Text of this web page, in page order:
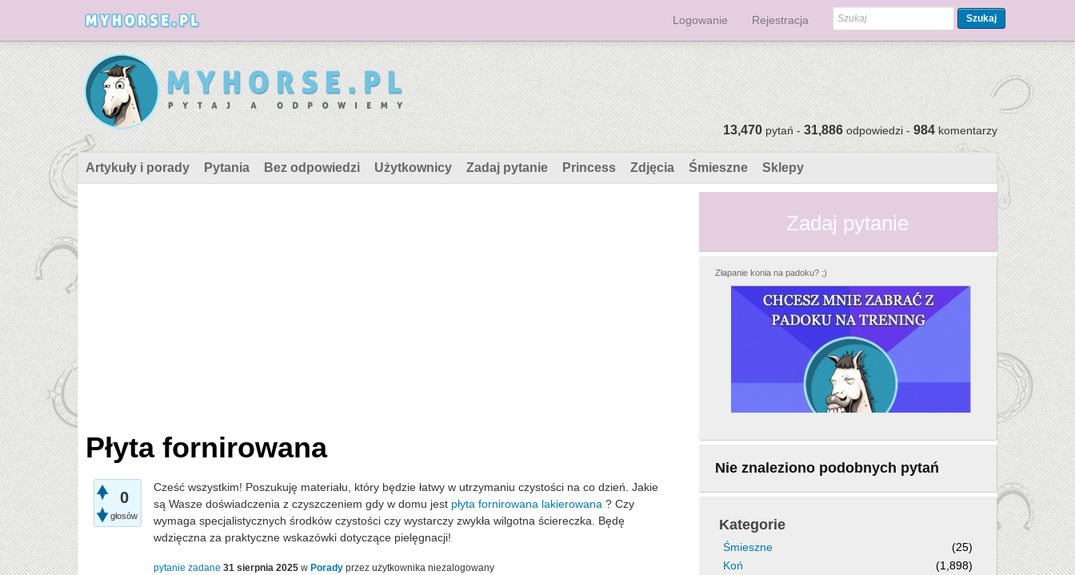
Logowanie Rejestracja Szukaj
13,470pytań -31,886odpowiedzi -984komentarzy
Artykuły i porady Pytania Bez odpowiedzi Użytkownicy Zadaj pytanie Princess Zdjęcia Śmieszne Sklepy
Płyta fornirowana
0
głosów
Cześć wszystkim! Poszukuję materiału, który będzie łatwy w utrzymaniu czystości na co dzień. Jakie
są Wasze doświadczenia z czyszczeniem gdy w domu jest płyta fornirowana lakierowana ? Czy
wymaga specjalistycznych środków czystości czy wystarczy zwykła wilgotna ściereczka. Będę
wdzięczna za praktyczne wskazówki dotyczące pielęgnacji!
pytanie zadane 31 sierpnia 2025 w Porady przez użytkownika niezalogowany
Zadaj pytanie
Złapanie konia na padoku? ;)
Nie znaleziono podobnych pytań
Kategorie
Śmieszne
(25)
Koń
(1,898)